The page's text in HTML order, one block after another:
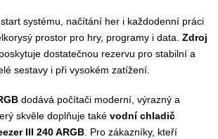
systému, načítání her i každodenní práci
prostor pro hry, programy i data. Zdroj
poskytuje dostatečnou rezervu pro stabilní a
sestavy i při vysokém zatížení.
dodává počítači moderní, výrazný a
skvěle doplňuje také vodní chladič
III 240 ARGB. Pro zákazníky, kteří